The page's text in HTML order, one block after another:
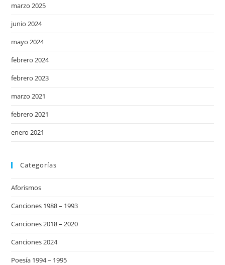
marzo 2025
junio 2024
mayo 2024
febrero 2024
febrero 2023
marzo 2021
febrero 2021
enero 2021
Categorías
Aforismos
Canciones 1988 – 1993
Canciones 2018 – 2020
Canciones 2024
Poesía 1994 – 1995